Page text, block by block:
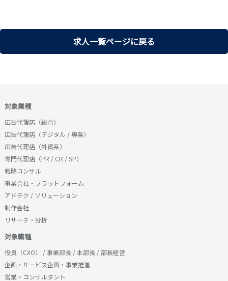
求人一覧ページに戻る
対象業種
広告代理店（総合）
広告代理店（デジタル / 専業）
広告代理店（外資系）
専門代理店（PR / CR / SP）
戦略コンサル
事業会社・プラットフォーム
アドテク / ソリューション
制作会社
リサーチ・分析
対象職種
役員（CXO） / 事業部長 / 本部長 / 部長経営
企画・サービス企画・事業推進
営業・コンサルタント